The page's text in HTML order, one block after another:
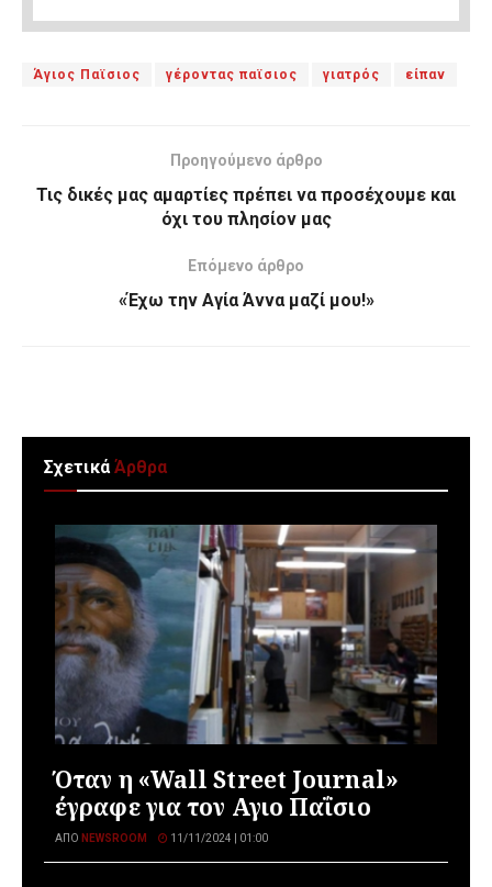
Άγιος Παϊσιος γέροντας παϊσιος γιατρός είπαν
Προηγούμενο άρθρο
Τις δικές μας αμαρτίες πρέπει να προσέχουμε και
όχι του πλησίον μας
Επόμενο άρθρο
«Έχω την Αγία Άννα μαζί μου!»
ΣχετικάΆρθρα
Όταν η «Wall Street Journal»
έγραφε για τον Αγιο Παΐσιο
ΑΠΌ NEWSROOM 11/11/2024 | 01:00